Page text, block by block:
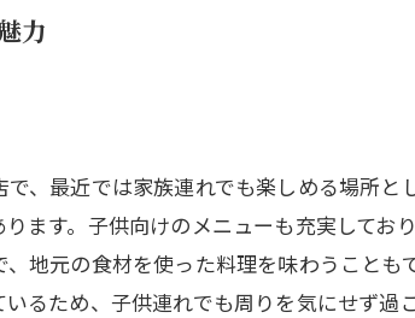
力
、最近では家族連れでも楽しめる場所
ます。子供向けのメニューも充実してお
地元の食材を使った料理を味わうこと
るため、子供連れでも周りを気にせず